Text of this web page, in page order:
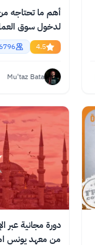
أهم ما تحتاجه من
English
4.5
Mu'taz Bata
دورة مجانية عبر
من معهد يونس